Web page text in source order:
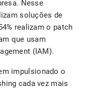
Nesse
soluções de
realizam o patch
que usam
(IAM).
impulsionado o
cada vez mais